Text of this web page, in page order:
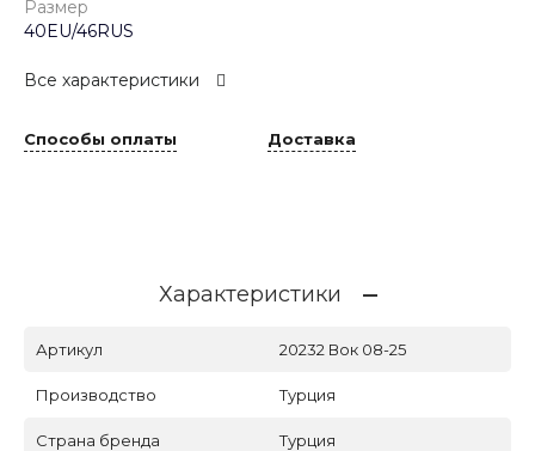
Размер
40EU/46RUS
Все характеристики
Способы оплаты Доставка
Характеристики
Артикул 20232 Вок 08-25
Производство Турция
Страна бренда Турция